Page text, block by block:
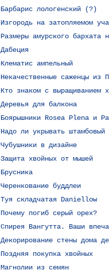
Барбарис лологенский (?)
Изгородь на затопляемом
Размеры амурского бархата
Дабеция
Клематис ампельный
Некачественные саженцы из
Кто знаком с выращиванием
Деревья для балкона
Боярышники Rosea Plena и
Надо ли укрывать
Чубушники в дизайне
Защита хвойных от мышей
Брусника
Черенкование буддлеи
Туя складчатая Daniellow
Почему погиб серый орех?
Спирея Вангутта. Ваши
Декорирование стены дома
Поздняя покупка хвойных
Магнолии из семян